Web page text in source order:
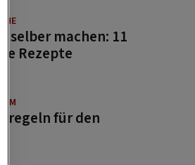
selber machen: 11
Rezepte
für den